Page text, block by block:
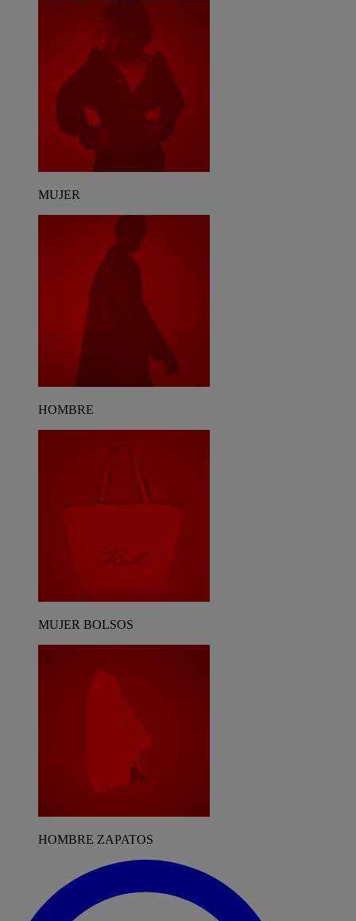
MUJER
HOMBRE
MUJER BOLSOS
HOMBRE ZAPATOS